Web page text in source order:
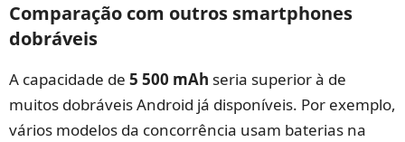
Comparação com outros smartphones
dobráveis
A capacidade de 5 500 mAh seria superior à de
muitos dobráveis Android já disponíveis. Por exemplo,
vários modelos da concorrência usam baterias na